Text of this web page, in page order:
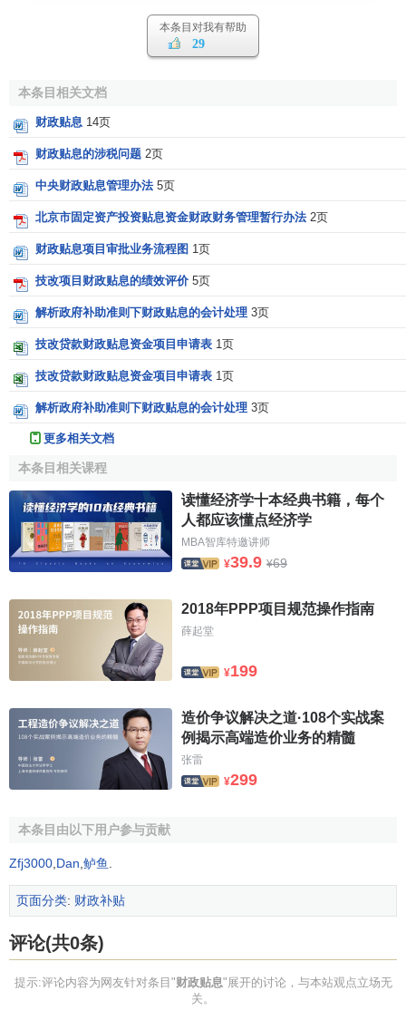
本条目对我有帮助
29
本条目相关文档
财政贴息 14页
财政贴息的涉税问题 2页
中央财政贴息管理办法 5页
北京市固定资产投资贴息资金财政财务管理暂行办法 2页
财政贴息项目审批业务流程图 1页
技改项目财政贴息的绩效评价 5页
解析政府补助准则下财政贴息的会计处理 3页
技改贷款财政贴息资金项目申请表 1页
技改贷款财政贴息资金项目申请表 1页
解析政府补助准则下财政贴息的会计处理 3页
更多相关文档
本条目相关课程
读懂经济学十本经典书籍，每个
人都应该懂点经济学
MBA智库特邀讲师
¥39.9 ¥69
2018年PPP项目规范操作指南
薛起堂
¥199
造价争议解决之道·108个实战案
例揭示高端造价业务的精髓
张雷
¥299
本条目由以下用户参与贡献
Zfj3000 Dan 鲈鱼
页面分类: 财政补贴
评论(共0条)
提示:评论内容为网友针对条目"财政贴息"展开的讨论，与本站观点立场无
关。